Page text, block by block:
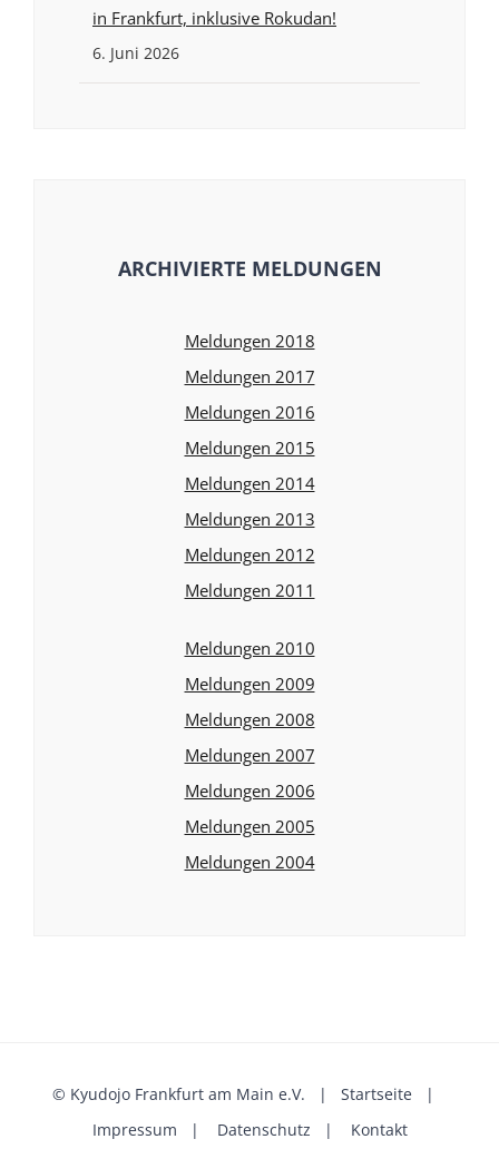
in Frankfurt, inklusive Rokudan!
6. Juni 2026
ARCHIVIERTE MELDUNGEN
Meldungen 2018
Meldungen 2017
Meldungen 2016
Meldungen 2015
Meldungen 2014
Meldungen 2013
Meldungen 2012
Meldungen 2011
Meldungen 2010
Meldungen 2009
Meldungen 2008
Meldungen 2007
Meldungen 2006
Meldungen 2005
Meldungen 2004
© Kyudojo Frankfurt am Main e.V. | Startseite|
Impressum | Datenschutz | Kontakt